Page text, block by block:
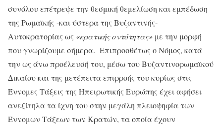
συνόλου επέτρεψε την θεσμική θεμελίωση και εμπέδωση
της Ρωμαϊκής -και ύστερα της Βυζαντινής-
Αυτοκρατορίας ως «κρατικής οντότητας» με την μορφή
που γνωρίζουμε σήμερα. Επιπροσθέτως ο Νόμος, κατά
την ως άνω προέλευσή του, μέσω του Βυζαντινορωμαϊκού
Δικαίου και της μετέπειτα επιρροής του κυρίως στις
Έννομες Τάξεις της Ηπειρωτικής Ευρώπης έχει αφήσει
ανεξίτηλα τα ίχνη του στην μεγάλη πλειοψηφία των
Έννομων Τάξεων των Κρατών, τα οποία έχουν